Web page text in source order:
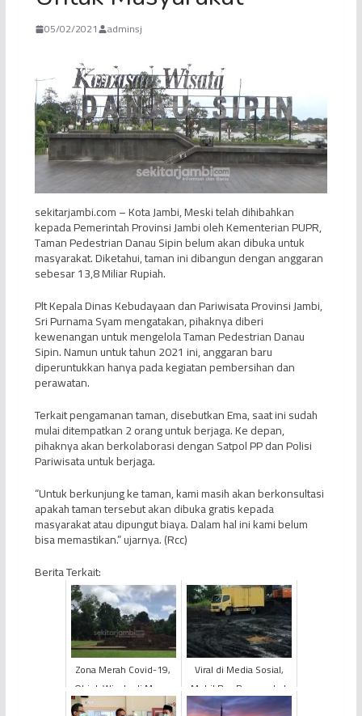
05/02/2021 adminsj
sekitarjambi.com – Kota Jambi, Meski telah dihibahkan
kepada Pemerintah Provinsi Jambi oleh Kementerian PUPR,
Taman Pedestrian Danau Sipin belum akan dibuka untuk
masyarakat. Diketahui, taman ini dibangun dengan anggaran
sebesar 13,8 Miliar Rupiah.
Plt Kepala Dinas Kebudayaan dan Pariwisata Provinsi Jambi,
Sri Purnama Syam mengatakan, pihaknya diberi
kewenangan untuk mengelola Taman Pedestrian Danau
Sipin. Namun untuk tahun 2021 ini, anggaran baru
diperuntukkan hanya pada kegiatan pembersihan dan
perawatan.
Terkait pengamanan taman, disebutkan Ema, saat ini sudah
mulai ditempatkan 2 orang untuk berjaga. Ke depan,
pihaknya akan berkolaborasi dengan Satpol PP dan Polisi
Pariwisata untuk berjaga.
“Untuk berkunjung ke taman, kami masih akan berkonsultasi
apakah taman tersebut akan dibuka gratis kepada
masyarakat atau dipungut biaya. Dalam hal ini kami belum
bisa memastikan.” ujarnya. (Rcc)
Berita Terkait:
Zona Merah Covid-19,
Objek Wisata di Muaro
Jambi Ditutup
Viral di Media Sosial,
Mobil Box Pengangkut
Batu Bara Diamankan